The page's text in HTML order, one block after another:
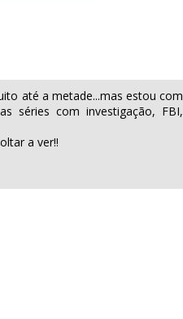
até a metade...mas estou com
séries com investigação, FBI,
a ver!!